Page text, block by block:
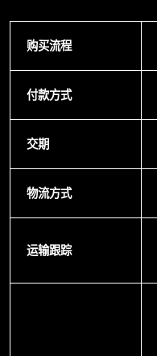
购买流程
付款方式
交期
物流方式
运输跟踪